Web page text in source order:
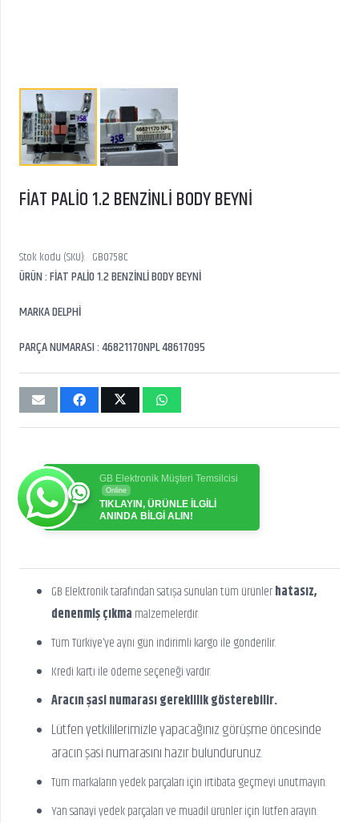
FİAT PALİO 1.2 BENZİNLİ BODY BEYNİ
Stok kodu (SKU): GB0758C
ÜRÜN : FİAT PALİO 1.2 BENZİNLİ BODY BEYNİ
MARKA DELPHİ
PARÇA NUMARASI : 46821170NPL 48617095
GB Elektronik Müşteri Temsilcisi
Online
TIKLAYIN, ÜRÜNLE İLGİLİ
ANINDA BİLGİ ALIN!
GB Elektronik tarafından satışa sunulan tüm ürünlerhatasız,
denenmiş çıkma malzemelerdir.
Tüm Türkiye’ye aynı gün indirimli kargo ile gönderilir.
Kredi kartı ile ödeme seçeneği vardır.
Aracın şasi numarası gereklilik gösterebilir.
Lütfen yetkililerimizle yapacağınız görüşme öncesinde
aracın şasi numarasını hazır bulundurunuz.
Tüm markaların yedek parçaları için irtibata geçmeyi unutmayın.
Yan sanayi yedek parçaları ve muadil ürünler için lütfen arayın.